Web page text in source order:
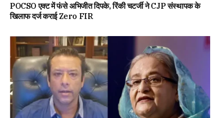
POCSO एक्ट में फंसे अभिजीत दिपके, रिंकी चटर्जी ने CJP संस्थापक के
खिलाफ दर्ज कराई Zero FIR